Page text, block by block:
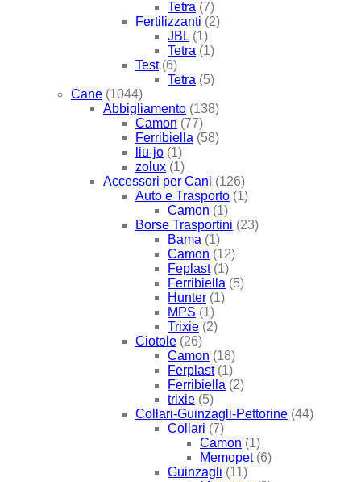
Tetra (7)
Fertilizzanti (2)
JBL (1)
Tetra (1)
Test (6)
Tetra (5)
Cane (1044)
Abbigliamento (138)
Camon (77)
Ferribiella (58)
liu-jo (1)
zolux (1)
Accessori per Cani (126)
Auto e Trasporto (1)
Camon (1)
Borse Trasportini (23)
Bama (1)
Camon (12)
Feplast (1)
Ferribiella (5)
Hunter (1)
MPS (1)
Trixie (2)
Ciotole (26)
Camon (18)
Ferplast (1)
Ferribiella (2)
trixie (5)
Collari-Guinzagli-Pettorine (44)
Collari (7)
Camon (1)
Memopet (6)
Guinzagli (11)